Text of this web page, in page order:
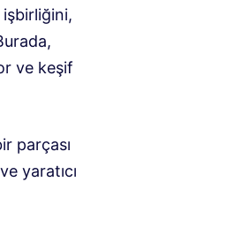
ve keşif
parçası
yaratıcı